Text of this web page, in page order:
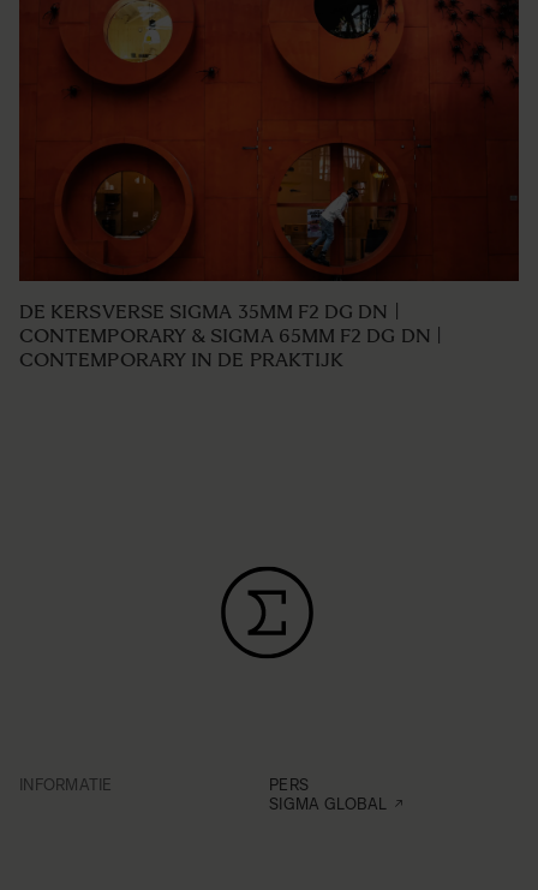
DE KERSVERSE SIGMA 35MM F2 DG DN |
CONTEMPORARY & SIGMA 65MM F2 DG DN |
CONTEMPORARY IN DE PRAKTIJK
INFORMATIE
PERS
SIGMA GLOBAL